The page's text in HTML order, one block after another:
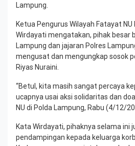
Lampung.
Ketua Pengurus Wilayah Fatayat NU
Wirdayati mengatakan, pihak besar
Lampung dan jajaran Polres
mengusat dan mengungkap sosok
Riyas Nuraini.
“Betul, kita masih sangat percaya
ucapnya usai aksi solidaritas dan
NU di Polda Lampung, Rabu (4/12/
Kata Wirdayati, pihaknya selama ini
pendampingan kepada keluarga